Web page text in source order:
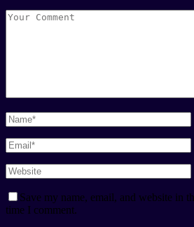
Save my name, email, and website in
time I comment.